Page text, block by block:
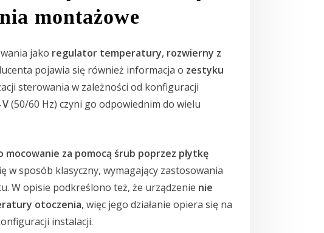
montażowe
jako regulator temperatury, rozwierny z
pojawia się również informacja o zestyku
sterowania w zależności od konfiguracji
V(50/60 Hz) czyni go odpowiednim do wielu
mocowanie za pomocą śrub poprzez płytkę
w sposób klasyczny, wymagający zastosowania
W opisie podkreślono też, że urządzenie nie
otoczenia, więc jego działanie opiera się na
instalacji.